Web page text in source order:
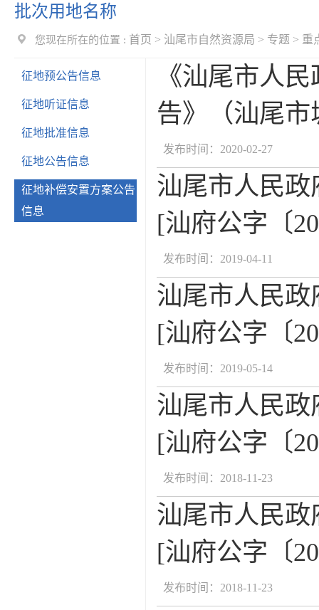
批次用地名称
您现在所在的位置 : 首页 > 汕尾市自然资源局 > 专题 > 重
征地预公告信息
征地听证信息
征地批准信息
征地公告信息
征地补偿安置方案公告
信息
《汕尾市人
告》（汕尾市
发布时间：2020-02-27
汕尾市人民
[汕府公字〔
发布时间：2019-04-11
汕尾市人民
[汕府公字〔
发布时间：2019-05-14
汕尾市人民
[汕府公字〔
发布时间：2018-11-23
汕尾市人民
[汕府公字〔
发布时间：2018-11-23